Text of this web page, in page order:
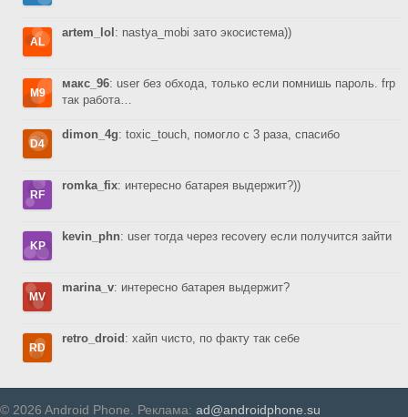
artem_lol: nastya_mobi зато экосистема))
макс_96: user без обхода, только если помнишь пароль. frp
так работа…
dimon_4g: toxic_touch, помогло с 3 раза, спасибо
romka_fix: интересно батарея выдержит?))
kevin_phn: user тогда через recovery если получится зайти
marina_v: интересно батарея выдержит?
retro_droid: хайп чисто, по факту так себе
© 2026 Android Phone. Реклама: ad@androidphone.su